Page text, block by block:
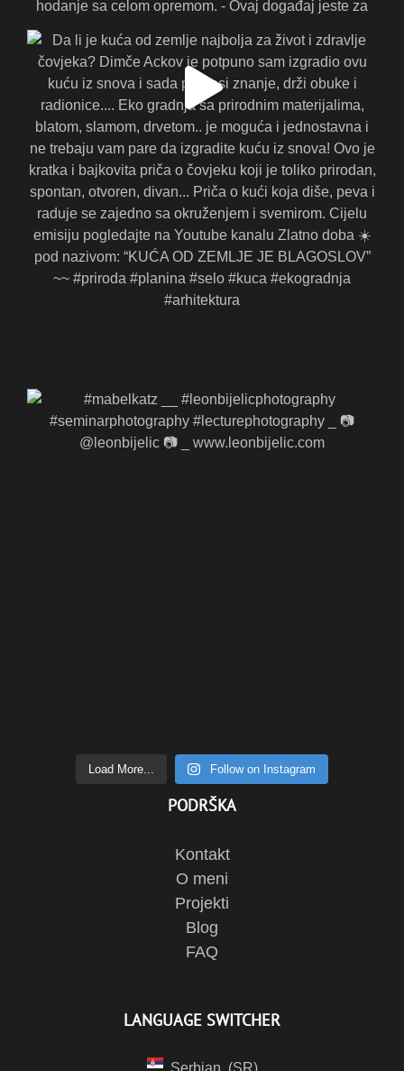
Load More... Follow on Instagram
PODRŠKA
Kontakt
O meni
Projekti
Blog
FAQ
LANGUAGE SWITCHER
Serbian SR